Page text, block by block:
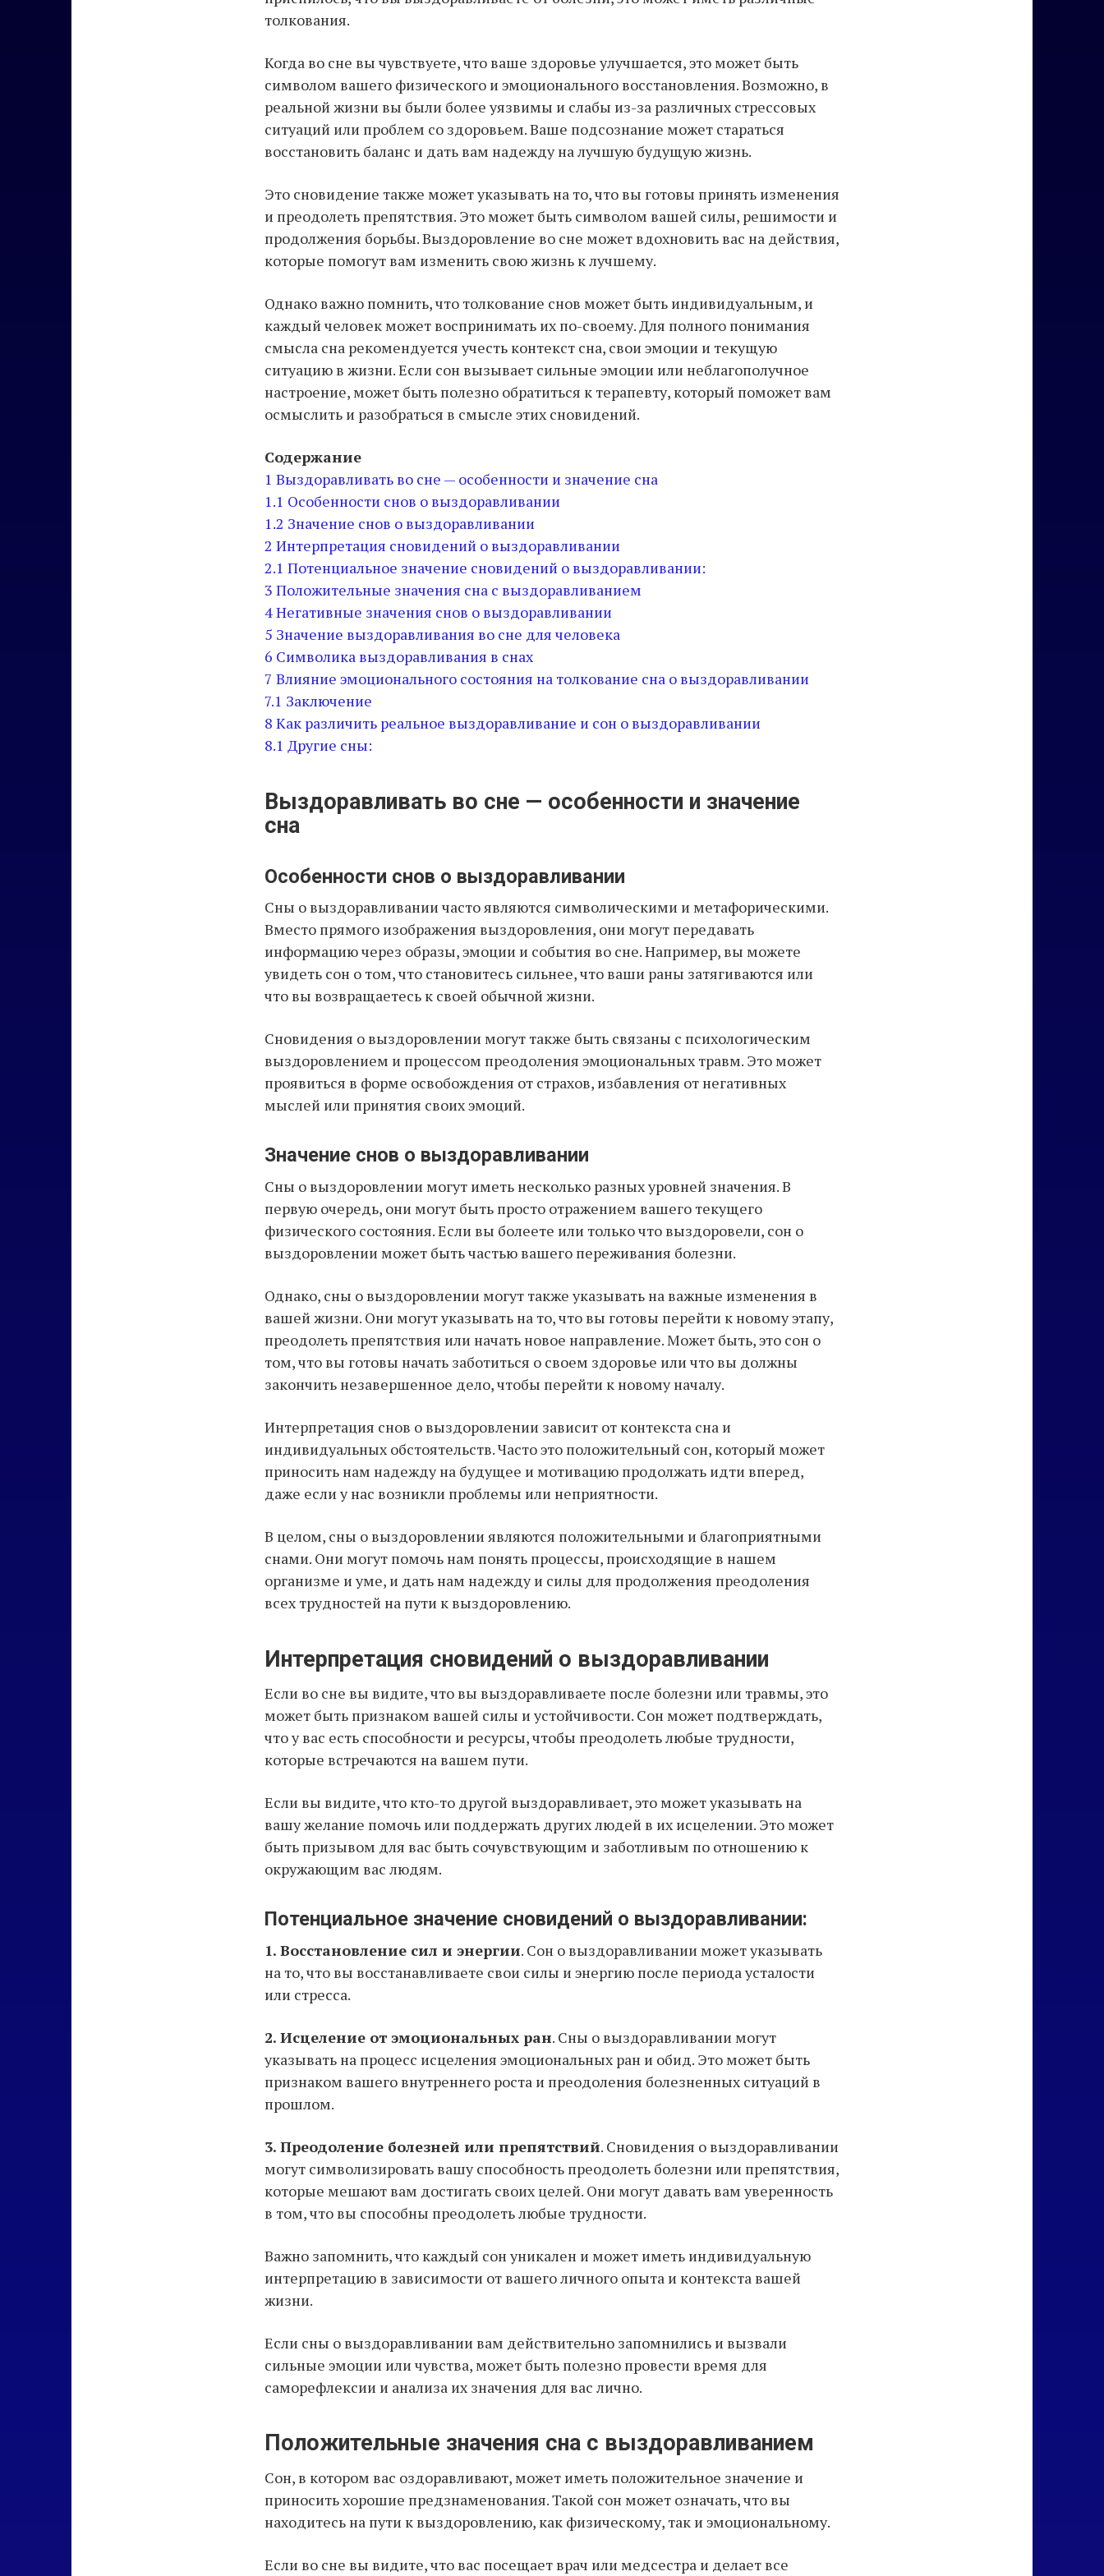
толкования.
Когда во сне вы чувствуете, что ваше здоровье улучшается, это может быть
символом вашего физического и эмоционального восстановления. Возможно, в
реальной жизни вы были более уязвимы и слабы из-за различных стрессовых
ситуаций или проблем со здоровьем. Ваше подсознание может стараться
восстановить баланс и дать вам надежду на лучшую будущую жизнь.
Это сновидение также может указывать на то, что вы готовы принять изменения
и преодолеть препятствия. Это может быть символом вашей силы, решимости и
продолжения борьбы. Выздоровление во сне может вдохновить вас на действия,
которые помогут вам изменить свою жизнь к лучшему.
Однако важно помнить, что толкование снов может быть индивидуальным, и
каждый человек может воспринимать их по-своему. Для полного понимания
смысла сна рекомендуется учесть контекст сна, свои эмоции и текущую
ситуацию в жизни. Если сон вызывает сильные эмоции или неблагополучное
настроение, может быть полезно обратиться к терапевту, который поможет вам
осмыслить и разобраться в смысле этих сновидений.
Содержание
1 Выздоравливать во сне — особенности и значение сна
1.1 Особенности снов о выздоравливании
1.2 Значение снов о выздоравливании
2 Интерпретация сновидений о выздоравливании
2.1 Потенциальное значение сновидений о выздоравливании:
3 Положительные значения сна с выздоравливанием
4Негативные значения снов о выздоравливании
5 Значение выздоравливания во сне для человека
6 Символика выздоравливания в снах
7 Влияние эмоционального состояния на толкование сна о выздоравливании
7.1 Заключение
8 Как различить реальное выздоравливание и сон о выздоравливании
8.1 Другие сны:
Выздоравливать во сне — особенности и значение
сна
Особенности снов о выздоравливании
Сны о выздоравливании часто являются символическими и метафорическими.
Вместо прямого изображения выздоровления, они могут передавать
информацию через образы, эмоции и события во сне. Например, вы можете
увидеть сон о том, что становитесь сильнее, что ваши раны затягиваются или
что вы возвращаетесь к своей обычной жизни.
Сновидения о выздоровлении могут также быть связаны с психологическим
выздоровлением и процессом преодоления эмоциональных травм. Это может
проявиться в форме освобождения от страхов, избавления от негативных
мыслей или принятия своих эмоций.
Значение снов о выздоравливании
Сны о выздоровлении могут иметь несколько разных уровней значения. В
первую очередь, они могут быть просто отражением вашего текущего
физического состояния. Если вы болеете или только что выздоровели, сон о
выздоровлении может быть частью вашего переживания болезни.
Однако, сны о выздоровлении могут также указывать на важные изменения в
вашей жизни. Они могут указывать на то, что вы готовы перейти к новому этапу,
преодолеть препятствия или начать новое направление. Может быть, это сон о
том, что вы готовы начать заботиться о своем здоровье или что вы должны
закончить незавершенное дело, чтобы перейти к новому началу.
Интерпретация снов о выздоровлении зависит от контекста сна и
индивидуальных обстоятельств. Часто это положительный сон, который может
приносить нам надежду на будущее и мотивацию продолжать идти вперед,
даже если у нас возникли проблемы или неприятности.
В целом, сны о выздоровлении являются положительными и благоприятными
снами. Они могут помочь нам понять процессы, происходящие в нашем
организме и уме, и дать нам надежду и силы для продолжения преодоления
всех трудностей на пути к выздоровлению.
Интерпретация сновидений о выздоравливании
Если во сне вы видите, что вы выздоравливаете после болезни или травмы, это
может быть признаком вашей силы и устойчивости. Сон может подтверждать,
что у вас есть способности и ресурсы, чтобы преодолеть любые трудности,
которые встречаются на вашем пути.
Если вы видите, что кто-то другой выздоравливает, это может указывать на
вашу желание помочь или поддержать других людей в их исцелении. Это может
быть призывом для вас быть сочувствующим и заботливым по отношению к
окружающим вас людям.
Потенциальное значение сновидений о выздоравливании:
1. Восстановление сил и энергии. Сон о выздоравливании может указывать
на то, что вы восстанавливаете свои силы и энергию после периода усталости
или стресса.
2. Исцеление от эмоциональных ран. Сны о выздоравливании могут
указывать на процесс исцеления эмоциональных ран и обид. Это может быть
признаком вашего внутреннего роста и преодоления болезненных ситуаций в
прошлом.
3. Преодоление болезней или препятствий. Сновидения о выздоравливании
могут символизировать вашу способность преодолеть болезни или препятствия,
которые мешают вам достигать своих целей. Они могут давать вам уверенность
в том, что вы способны преодолеть любые трудности.
Важно запомнить, что каждый сон уникален и может иметь индивидуальную
интерпретацию в зависимости от вашего личного опыта и контекста вашей
жизни.
Если сны о выздоравливании вам действительно запомнились и вызвали
сильные эмоции или чувства, может быть полезно провести время для
саморефлексии и анализа их значения для вас лично.
Положительные значения сна с выздоравливанием
Сон, в котором вас оздоравливают, может иметь положительное значение и
приносить хорошие предзнаменования. Такой сон может означать, что вы
находитесь на пути к выздоровлению, как физическому, так и эмоциональному.
Если во сне вы видите, что вас посещает врач или медсестра и делает все